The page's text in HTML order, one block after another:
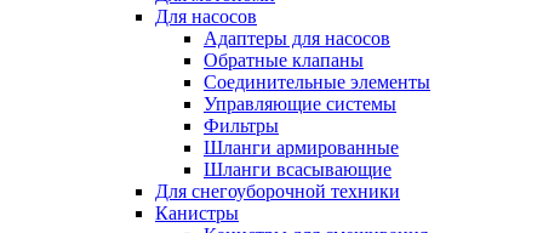
Для насосов
Адаптеры для насосов
Обратные клапаны
Соединительные элементы
Управляющие системы
Фильтры
Шланги армированные
Шланги всасывающие
Для снегоуборочной техники
Канистры